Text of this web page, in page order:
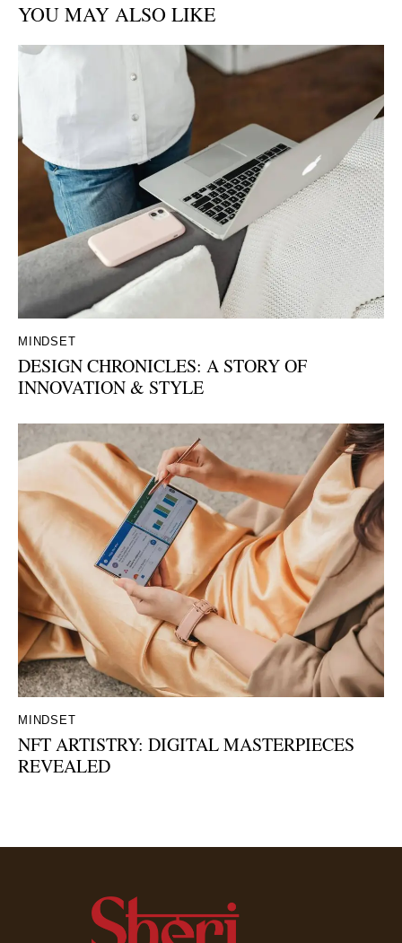
YOU MAY ALSO LIKE
MINDSET
DESIGN CHRONICLES: A STORY OF
INNOVATION & STYLE
MINDSET
NFT ARTISTRY: DIGITAL MASTERPIECES
REVEALED